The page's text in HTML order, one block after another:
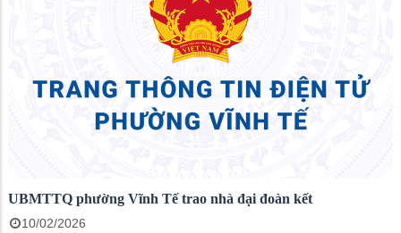
UBMTTQ phường Vĩnh Tế trao nhà đại đoàn kết
10/02/2026